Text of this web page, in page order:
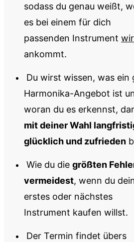
sodass du genau weißt,
es bei einem für dich
passenden Instrument
ankommt.
Du wirst wissen, was ein
Harmonika-Angebot ist
woran du es erkennst,
mit deiner Wahl
glücklich und zufrieden
Wie du die größten
vermeidest, wenn du
erstes oder nächstes
Instrument kaufen willst.
Der Termin findet übers